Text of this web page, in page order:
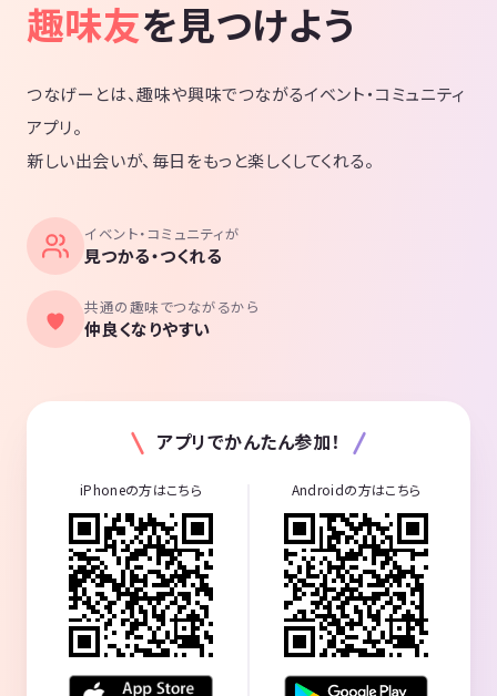
5月18日 戸田川緑地公園でBBQ
5月26日 フットサル
6月30日 ソフトボール
7月7日体育館
7月28日体育館
9月15日 ソフトボール
10月6日、20日、27日 体育館
11月10日夕方フットサル
11月16日or17日バーベキュー
11月24日昼フットサル
12月体育館、忘年会と盛り上がりました😊
2020年
1月18日現メンバー限定イベント
3月8日現メンバー限定イベント
3月14日15日 現メンバー限定イベント
3月４月5月と自粛が続いておりましたが
6月21日〜再開 バーベキューします！
趣味友を見つけよう
つなげーとは、趣味や興味でつながるイベント・コミュニティ
アプリ。
新しい出会いが、毎日をもっと楽しくしてくれる。
イベント・コミュニティが
見つかる・つくれる
共通の趣味でつながるから
仲良くなりやすい
アプリでかんたん参加！
iPhoneの方はこちら Androidの方はこちら